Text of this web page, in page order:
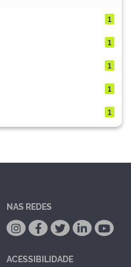
1
1
1
1
1
NAS REDES
ACESSIBILIDADE